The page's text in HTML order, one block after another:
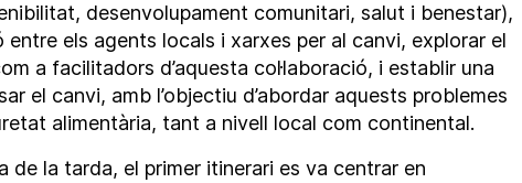
desenvolupament comunitari, salut i benestar),
entre els agents locals i xarxes per al canvi, explorar el
a facilitadors d’aquesta col·laboració, i establir una
el canvi, amb l’objectiu d’abordar aquests problemes
alimentària, tant a nivell local com continental.
de la tarda, el primer itinerari es va centrar en